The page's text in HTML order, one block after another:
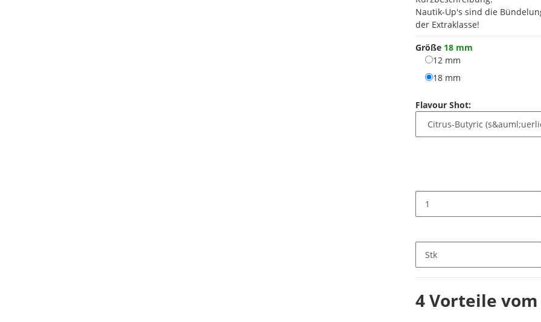
Nautik-Up's sind die
der Extraklasse!
Größe 18 mm
12 mm
18 mm
Flavour Shot:
Stk
4 Vorteile